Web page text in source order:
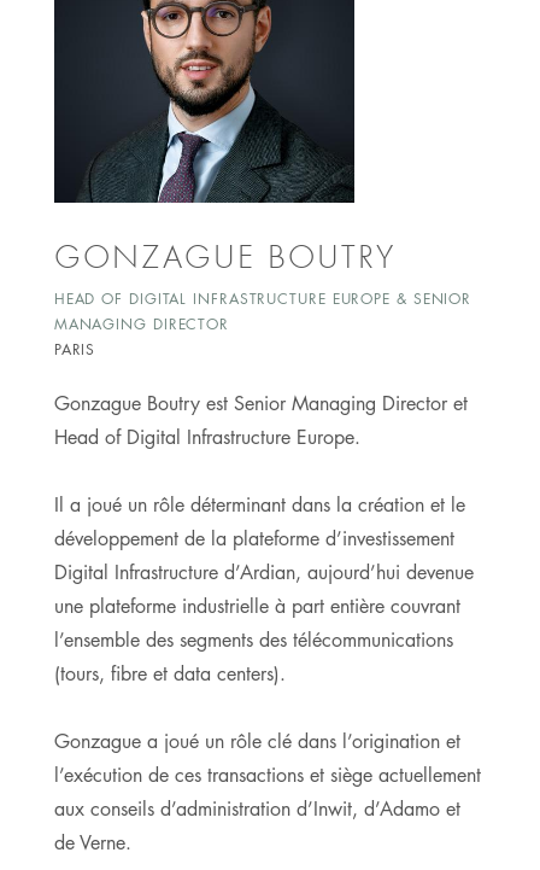
GONZAGUE BOUTRY
HEAD OF DIGITAL INFRASTRUCTURE EUROPE & SENIOR
MANAGING DIRECTOR
PARIS
Gonzague Boutry est Senior Managing Director et
Head of Digital Infrastructure Europe.
Il a joué un rôle déterminant dans la création et le
développement de la plateforme d’investissement
Digital Infrastructure d’Ardian, aujourd’hui devenue
une plateforme industrielle à part entière couvrant
l’ensemble des segments des télécommunications
(tours, fibre et data centers).
Gonzague a joué un rôle clé dans l’origination et
l’exécution de ces transactions et siège actuellement
aux conseils d’administration d’Inwit, d’Adamo et
de Verne.